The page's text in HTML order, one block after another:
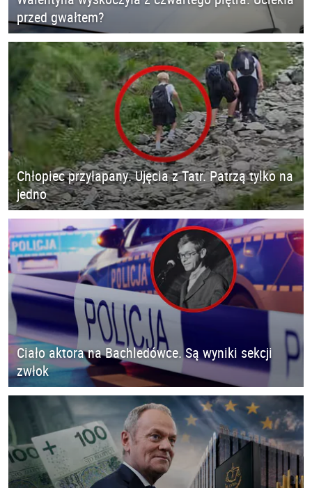
przed gwałtem?
Chłopiec przyłapany. Ujęcia z Tatr. Patrzą tylko na
jedno
Ciało aktora na Bachledówce. Są wyniki sekcji
zwłok